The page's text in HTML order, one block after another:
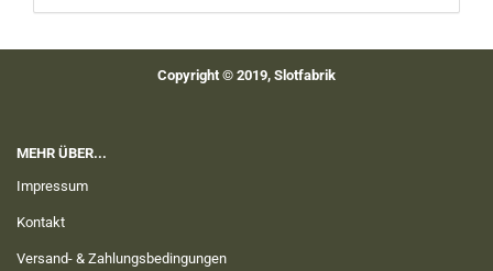
Copyright © 2019, Slotfabrik
MEHR ÜBER...
Impressum
Kontakt
Versand- & Zahlungsbedingungen